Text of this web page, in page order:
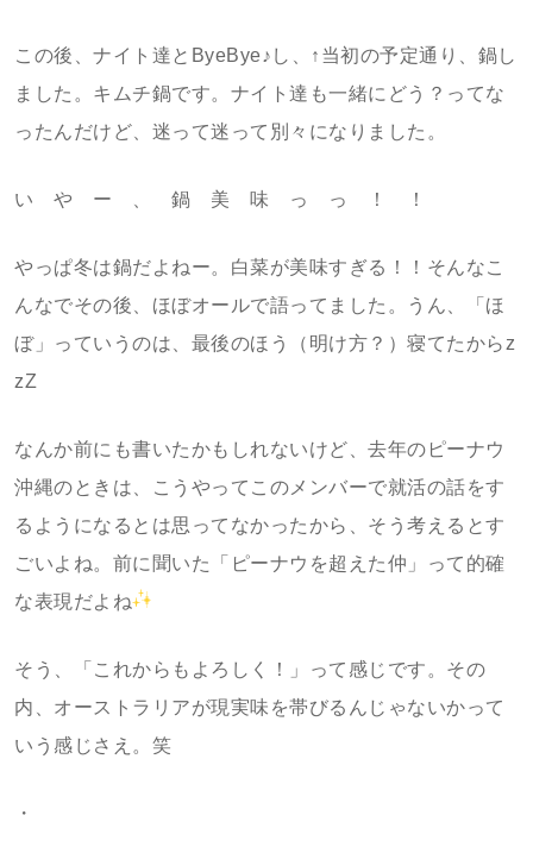
この後、ナイト達とByeBye♪し、↑当初の予定通り、鍋し
ました。キムチ鍋です。ナイト達も一緒にどう？ってな
ったんだけど、迷って迷って別々になりました。
い や ー 、 鍋 美 味 っ っ ！ ！
やっぱ冬は鍋だよねー。白菜が美味すぎる！！そんなこ
んなでその後、ほぼオールで語ってました。うん、「ほ
ぼ」っていうのは、最後のほう（明け方？）寝てたからz
zZ
なんか前にも書いたかもしれないけど、去年のピーナウ
沖縄のときは、こうやってこのメンバーで就活の話をす
るようになるとは思ってなかったから、そう考えるとす
ごいよね。前に聞いた「ピーナウを超えた仲」って的確
な表現だよね
そう、「これからもよろしく！」って感じです。その
内、オーストラリアが現実味を帯びるんじゃないかって
いう感じさえ。笑
・